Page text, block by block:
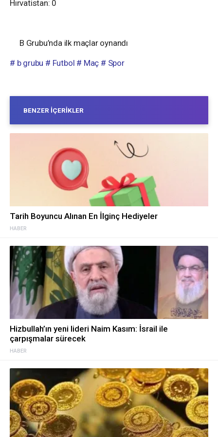
Hırvatistan: 0
B Grubu’nda ilk maçlar oynandı
# b grubu # Futbol # Maç # Spor
BENZER İÇERIKLER
HABER
Tarih Boyuncu Alınan En İlginç Hediyeler
HABER
Hizbullah’ın yeni lideri Naim Kasım: İsrail ile
çarpışmalar sürecek